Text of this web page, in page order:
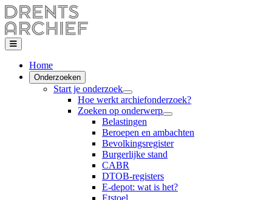
Home
Onderzoeken
Start je onderzoek
Hoe werkt archiefonderzoek?
Zoeken op onderwerp
Belastingen
Beroepen en ambachten
Bevolkingsregister
Burgerlijke stand
CABR
DTOB-registers
E-depot: wat is het?
Etstoel